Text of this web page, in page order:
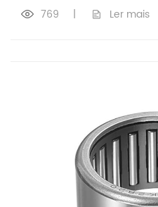
769 | Ler mais